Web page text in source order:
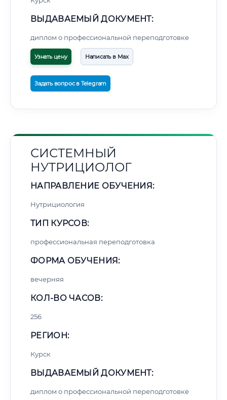
ВЫДАВАЕМЫЙ ДОКУМЕНТ:
диплом о профессиональной переподготовке
Узнать цену Написать в Max
Задать вопрос в Telegram
СИСТЕМНЫЙ
НУТРИЦИОЛОГ
НАПРАВЛЕНИЕ ОБУЧЕНИЯ:
Нутрициология
ТИП КУРСОВ:
профессиональная переподготовка
ФОРМА ОБУЧЕНИЯ:
вечерняя
КОЛ-ВО ЧАСОВ:
256
РЕГИОН:
Курск
ВЫДАВАЕМЫЙ ДОКУМЕНТ:
диплом о профессиональной переподготовке